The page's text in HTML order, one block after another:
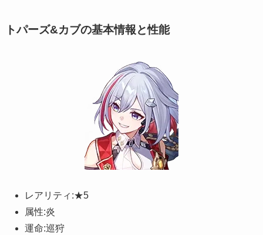
トパーズ&カブの基本情報と性能
レアリティ:★5
属性:炎
運命:巡狩